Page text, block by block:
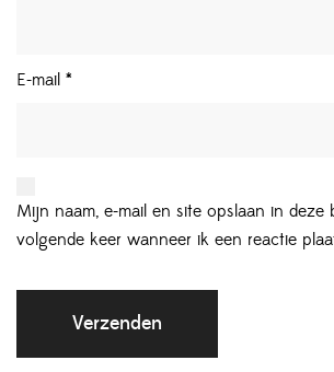
E-mail *
Mijn naam, e-mail en site opslaan in deze
volgende keer wanneer ik een reactie